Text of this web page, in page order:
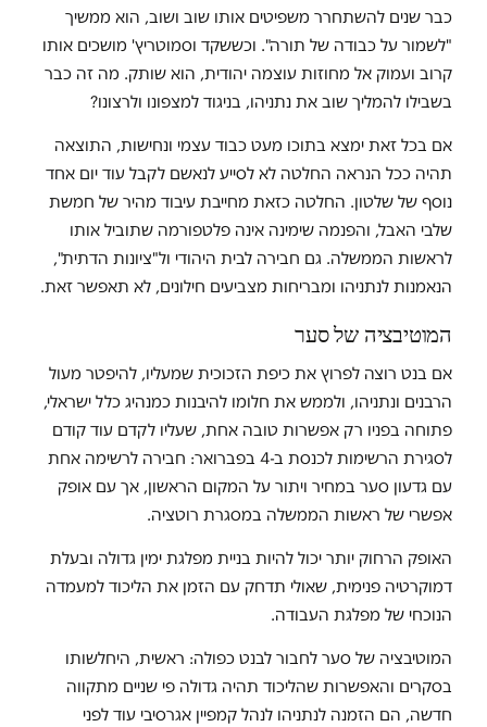
כבר שנים להשתחרר משפיטים אותו שוב ושוב, הוא ממשיך
"לשמור על כבודה של תורה". וכששקד וסמוטריץ' מושכים אותו
קרוב ועמוק אל מחוזות עוצמה יהודית, הוא שותק. מה זה כבר
בשבילו להמליך שוב את נתניהו, בניגוד למצפונו ולרצונו?
אם בכל זאת ימצא בתוכו מעט כבוד עצמי ונחישות, התוצאה
תהיה ככל הנראה החלטה לא לסייע לנאשם לקבל עוד יום אחד
נוסף של שלטון. החלטה כזאת מחייבת עיבוד מהיר של חמשת
שלבי האבל, והפנמה שימינה אינה פלטפורמה שתוביל אותו
לראשות הממשלה. גם חבירה לבית היהודי ול"ציונות הדתית",
הנאמנות לנתניהו ומבריחות מצביעים חילונים, לא תאפשר זאת.
המוטיבציה של סער
אם בנט רוצה לפרוץ את כיפת הזכוכית שמעליו, להיפטר מעול
הרבנים ונתניהו, ולממש את חלומו להיבנות כמנהיג כלל ישראלי,
פתוחה בפניו רק אפשרות טובה אחת, שעליו לקדם עוד קודם
לסגירת הרשימות לכנסת ב-4 בפברואר: חבירה לרשימה אחת
עם גדעון סער במחיר ויתור על המקום הראשון, אך עם אופק
אפשרי של ראשות הממשלה במסגרת רוטציה.
האופק הרחוק יותר יכול להיות בניית מפלגת ימין גדולה ובעלת
דמוקרטיה פנימית, שאולי תדחק עם הזמן את הליכוד למעמדה
הנוכחי של מפלגת העבודה.
המוטיבציה של סער לחבור לבנט כפולה: ראשית, היחלשותו
בסקרים והאפשרות שהליכוד תהיה גדולה פי שניים מתקווה
חדשה, הם הזמנה לנתניהו לנהל קמפיין אגרסיבי עוד לפני